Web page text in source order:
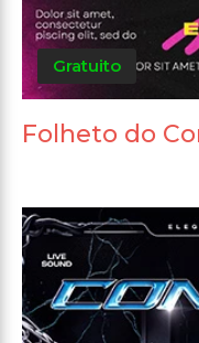
Gratuito
Folheto do